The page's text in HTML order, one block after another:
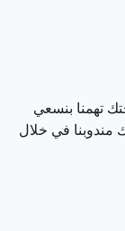
تهمنا بنسعي
مندوبنا في خلال